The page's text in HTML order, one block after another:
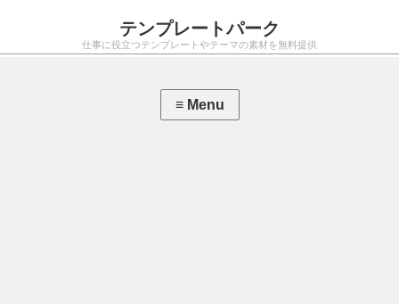
テンプレートパーク
仕事に役立つテンプレートやテーマの素材を無料提供